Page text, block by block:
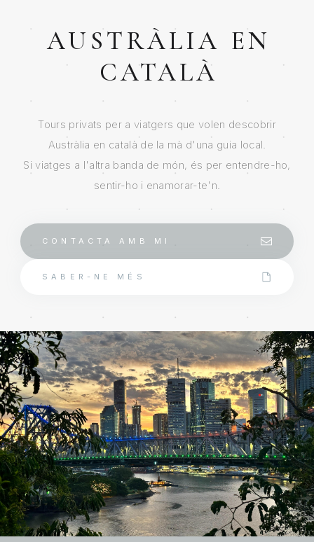
AUSTRÀLIA EN
CATALÀ
Tours privats per a viatgers que volen descobrir
Austràlia en català de la mà d'una guia local.
Si viatges a l'altra banda de món, és per entendre-ho,
sentir-ho i enamorar-te'n.
CONTACTA AMB MI
SABER-NE MÉS